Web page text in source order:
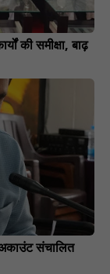
की समीक्षा, बाढ़
संचालित